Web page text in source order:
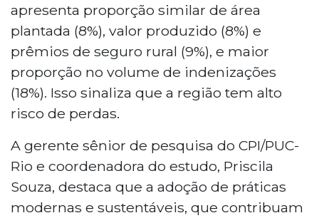
apresenta proporção similar de área
plantada (8%), valor produzido (8%) e
prêmios de seguro rural (9%), e maior
proporção no volume de indenizações
(18%). Isso sinaliza que a região tem alto
risco de perdas.
A gerente sênior de pesquisa do CPI/PUC-
Rio e coordenadora do estudo, Priscila
Souza, destaca que a adoção de práticas
modernas e sustentáveis, que contribuam